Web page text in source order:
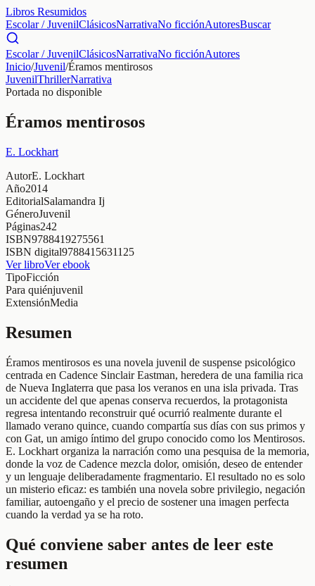
Libros Resumidos
Escolar / JuvenilClásicosNarrativaNo ficciónAutoresBuscar
Escolar / JuvenilClásicosNarrativaNo ficciónAutores
Inicio/Juvenil/Éramos mentirosos
JuvenilThrillerNarrativa
Portada no disponible
Éramos mentirosos
E. Lockhart
AutorE. Lockhart
Año2014
EditorialSalamandra Ij
GéneroJuvenil
Páginas242
ISBN9788419275561
ISBN digital9788415631125
Ver libroVer ebook
TipoFicción
Para quiénjuvenil
ExtensiónMedia
Resumen
Éramos mentirosos es una novela juvenil de suspense psicológico
centrada en Cadence Sinclair Eastman, heredera de una familia rica
de Nueva Inglaterra que pasa los veranos en una isla privada. Tras
un accidente del que apenas conserva recuerdos, la protagonista
regresa intentando reconstruir qué ocurrió realmente durante el
llamado verano quince, cuando compartía sus días con sus primos y
con Gat, un amigo íntimo del grupo conocido como los Mentirosos.
E. Lockhart organiza la narración como una pesquisa de la memoria,
donde la voz de Cadence mezcla dolor, omisión, deseo de entender
y un lenguaje deliberadamente fragmentario. El resultado no es solo
un misterio eficaz: es también una novela sobre privilegio, negación
familiar, autoengaño y el precio de sostener una imagen perfecta
cuando la verdad ya se ha roto.
Qué conviene saber antes de leer este
resumen